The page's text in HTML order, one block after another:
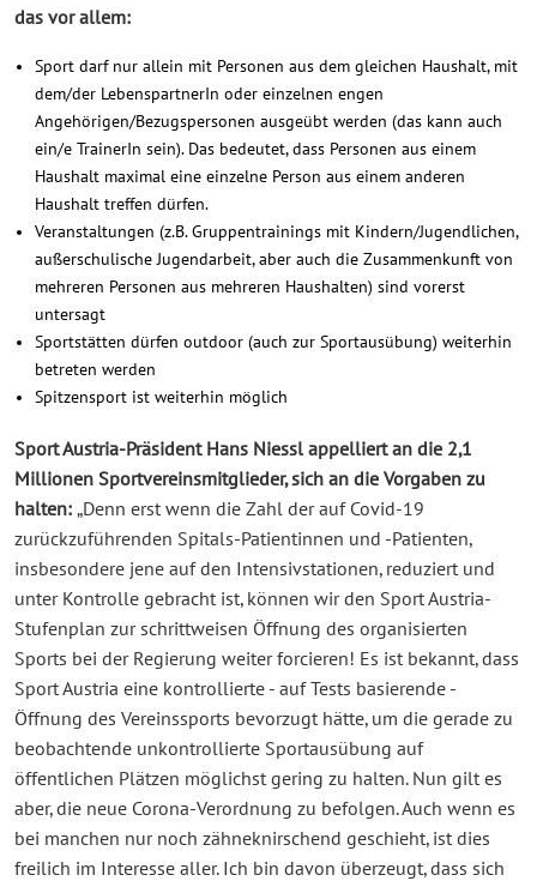
das vor allem:
Sport darf nur allein mit Personen aus dem gleichen Haushalt, mit
dem/der LebenspartnerIn oder einzelnen engen
Angehörigen/Bezugspersonen ausgeübt werden (das kann auch
ein/e TrainerIn sein). Das bedeutet, dass Personen aus einem
Haushalt maximal eine einzelne Person aus einem anderen
Haushalt treffen dürfen.
Veranstaltungen (z.B. Gruppentrainings mit Kindern/Jugendlichen,
außerschulische Jugendarbeit, aber auch die Zusammenkunft von
mehreren Personen aus mehreren Haushalten) sind vorerst
untersagt
Sportstätten dürfen outdoor (auch zur Sportausübung) weiterhin
betreten werden
Spitzensport ist weiterhin möglich
Sport Austria-Präsident Hans Niessl appelliert an die 2,1
Millionen Sportvereinsmitglieder, sich an die Vorgaben zu
halten: „Denn erst wenn die Zahl der auf Covid-19
zurückzuführenden Spitals-Patientinnen und -Patienten,
insbesondere jene auf den Intensivstationen, reduziert und
unter Kontrolle gebracht ist, können wir den Sport Austria-
Stufenplan zur schrittweisen Öffnung des organisierten
Sports bei der Regierung weiter forcieren! Es ist bekannt, dass
Sport Austria eine kontrollierte - auf Tests basierende -
Öffnung des Vereinssports bevorzugt hätte, um die gerade zu
beobachtende unkontrollierte Sportausübung auf
öffentlichen Plätzen möglichst gering zu halten. Nun gilt es
aber, die neue Corona-Verordnung zu befolgen. Auch wenn es
bei manchen nur noch zähneknirschend geschieht, ist dies
freilich im Interesse aller. Ich bin davon überzeugt, dass sich